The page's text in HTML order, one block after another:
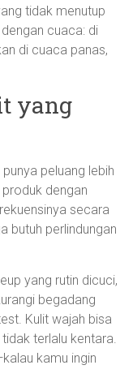
tidak menutup
cuaca: di
di cuaca panas,
yang
peluang lebih
dengan
secara
butuh perlindungan
yang rutin dicuci,
begadang
Kulit wajah bisa
terlalu kentara.
kamu ingin